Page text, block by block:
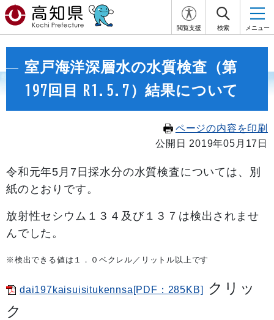
閲覧支援 検索 メニュー
室戸海洋深層水の水質検査（第
197回目 R1.5.7）結果について
ページの内容を印刷
公開日 2019年05月17日
令和元年5月7 日採水分の水質検査については、別
紙のとおりです。
放射性セシウム１３４及び１３７は検出されませ
んでした。
※検出できる値は１．０ベクレル／リットル以上です
dai197kaisuisitukennsa[PDF：285KB]
クリッ
ク